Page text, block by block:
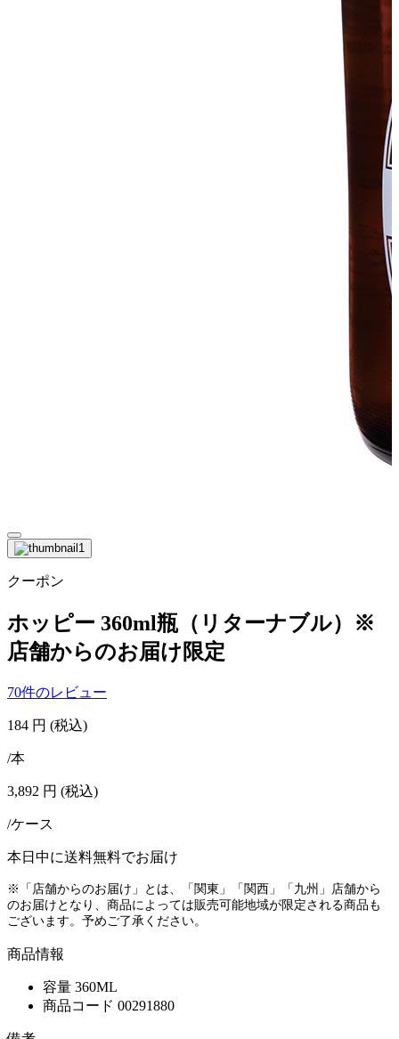
クーポン
ホッピー 360ml瓶（リターナブル）※
店舗からのお届け限定
70件のレビュー
184 円 (税込)
/本
3,892 円 (税込)
/ケース
本日中に送料無料でお届け
※「店舗からのお届け」とは、「関東」「関西」「九州」店舗から
のお届けとなり、商品によっては販売可能地域が限定される商品も
ございます。予めご了承ください。
商品情報
容量 360ML
商品コード 00291880